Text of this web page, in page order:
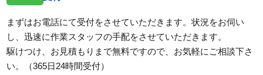
まずはお電話にて受付をさせていただきます。状況をお伺い
し、迅速に作業スタッフの手配をさせていただきます。
駆けつけ、お見積もりまで無料ですので、お気軽にご相談下さ
い。（365日24時間受付）